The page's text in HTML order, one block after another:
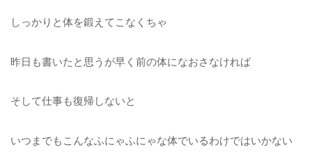
しっかりと体を鍛えてこなくちゃ
昨日も書いたと思うが早く前の体になおさなければ
そして仕事も復帰しないと
いつまでもこんなふにゃふにゃな体でいるわけではいかない